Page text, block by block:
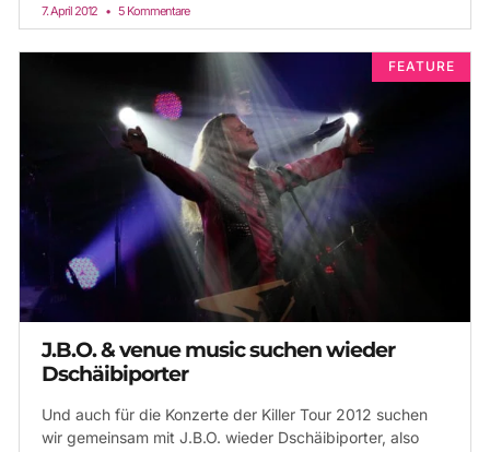
7. April 2012 5 Kommentare
FEATURE
J.B.O. & venue music suchen wieder
Dschäibiporter
Und auch für die Konzerte der Killer Tour 2012 suchen
wir gemeinsam mit J.B.O. wieder Dschäibiporter, also